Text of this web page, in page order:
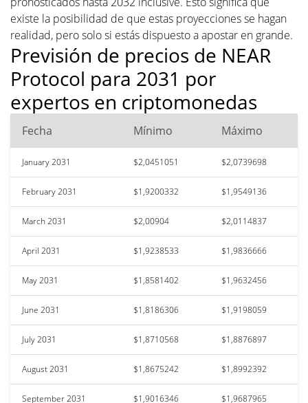
existe la posibilidad de que estas proyecciones se hagan
realidad, pero solo si estás dispuesto a apostar en grande.
Previsión de precios de NEAR
Protocol para 2031 por
expertos en criptomonedas
Fecha Mínimo Máximo
January 2031 $2,0451051 $2,0739698
February 2031 $1,9200332 $1,9549136
March 2031 $2,00904 $2,0114837
April 2031 $1,9238533 $1,9836666
May 2031 $1,8581402 $1,9632456
June 2031 $1,8186306 $1,9198059
July 2031 $1,8710568 $1,8876897
August 2031 $1,8675242 $1,8992392
September 2031 $1,9016346 $1,9687965